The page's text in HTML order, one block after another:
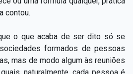
contou.
o que acaba de ser dito só se
formados de pessoas
mas de modo algum às reuniões